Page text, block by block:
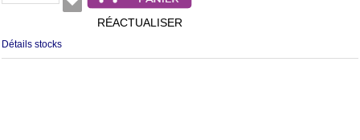
RÉACTUALISER
Détails stocks